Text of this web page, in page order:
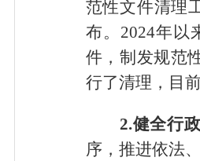
范性文件清理
布。2024年以
件，制发规范
行了清理，目
2.健全行
序，推进依法